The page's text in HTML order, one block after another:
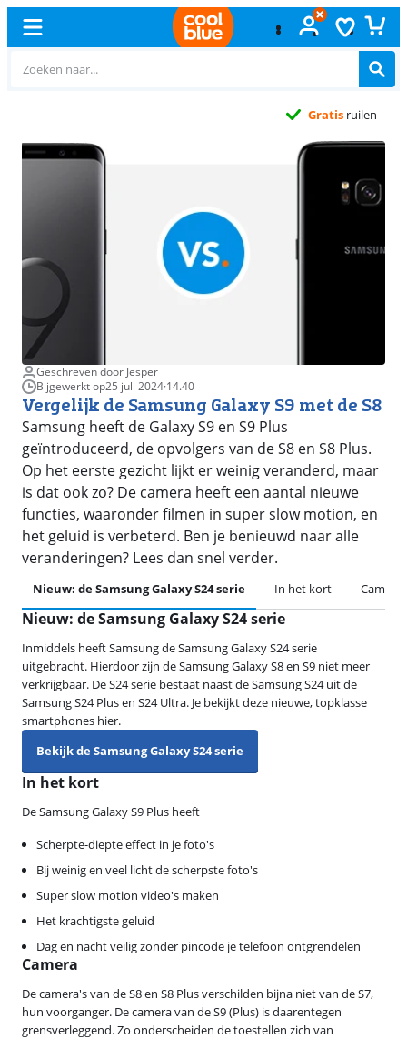
Geschreven door Jesper
Bijgewerkt op25 juli 2024·14.40
Vergelijk de Samsung Galaxy S9 met de S8
Samsung heeft de Galaxy S9 en S9 Plus
geïntroduceerd, de opvolgers van de S8 en S8 Plus.
Op het eerste gezicht lijkt er weinig veranderd, maar
is dat ook zo? De camera heeft een aantal nieuwe
functies, waaronder filmen in super slow motion, en
het geluid is verbeterd. Ben je benieuwd naar alle
veranderingen? Lees dan snel verder.
Nieuw: de Samsung Galaxy S24 serie In het kort Camera
Nieuw: de Samsung Galaxy S24 serie
Inmiddels heeft Samsung de Samsung Galaxy S24 serie
uitgebracht. Hierdoor zijn de Samsung Galaxy S8 en S9 niet meer
verkrijgbaar. De S24 serie bestaat naast de Samsung S24 uit de
Samsung S24 Plus en S24 Ultra. Je bekijkt deze nieuwe, topklasse
smartphones hier.
Bekijk de Samsung Galaxy S24 serie
In het kort
De Samsung Galaxy S9 Plus heeft
Scherpte-diepte effect in je foto's
Bij weinig en veel licht de scherpste foto's
Super slow motion video's maken
Het krachtigste geluid
Dag en nacht veilig zonder pincode je telefoon ontgrendelen
Camera
De camera's van de S8 en S8 Plus verschilden bijna niet van de S7,
hun voorganger. De camera van de S9 (Plus) is daarentegen
grensverleggend. Zo onderscheiden de toestellen zich van